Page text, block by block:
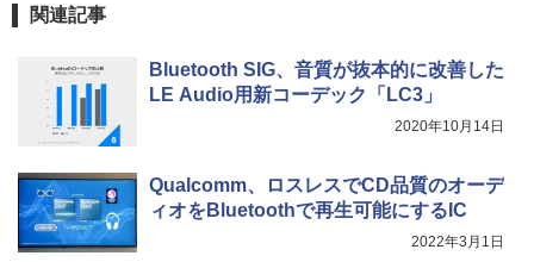
5
￥1,760
るーとゅーす コードレス ENCノイズキャン
セリング 自動ペアリング Type-C充電 マイク
付き 防水 タッチ式音量調整 スポーツ/通勤/通
Xiaomi シャオミ REDMI Buds 8 Lite ワイヤ
レスイヤホン Bluetooth 5.4 ノイズキャンセ
￥250
art Basic)
￥1,625
コカ・コーラ やかんの麦茶 from 爽健美茶 ラ
ベルレス 650mlPET×24本
￥572
￥810
関連記事
Bluetooth SIG、音質が抜本的に改善した
LE Audio用新コーデック「LC3」
2020年10月14日
Qualcomm、ロスレスでCD品質のオーデ
ィオをBluetoothで再生可能にするIC
2022年3月1日